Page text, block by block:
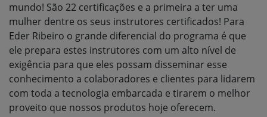
mundo! São 22 certificações e a primeira a ter uma
mulher dentre os seus instrutores certificados! Para
Eder Ribeiro o grande diferencial do programa é que
ele prepara estes instrutores com um alto nível de
exigência para que eles possam disseminar esse
conhecimento a colaboradores e clientes para lidarem
com toda a tecnologia embarcada e tirarem o melhor
proveito que nossos produtos hoje oferecem.